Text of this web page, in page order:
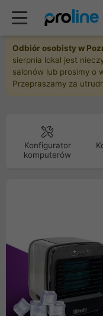
Odbiór osobisty w
sierpnia lokal jest
salonów lub prosimy o
Przepraszamy za
Konfigurator
komputerów